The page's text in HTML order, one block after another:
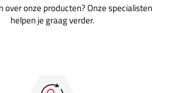
over onze producten? Onze specialisten
helpen je graag verder.